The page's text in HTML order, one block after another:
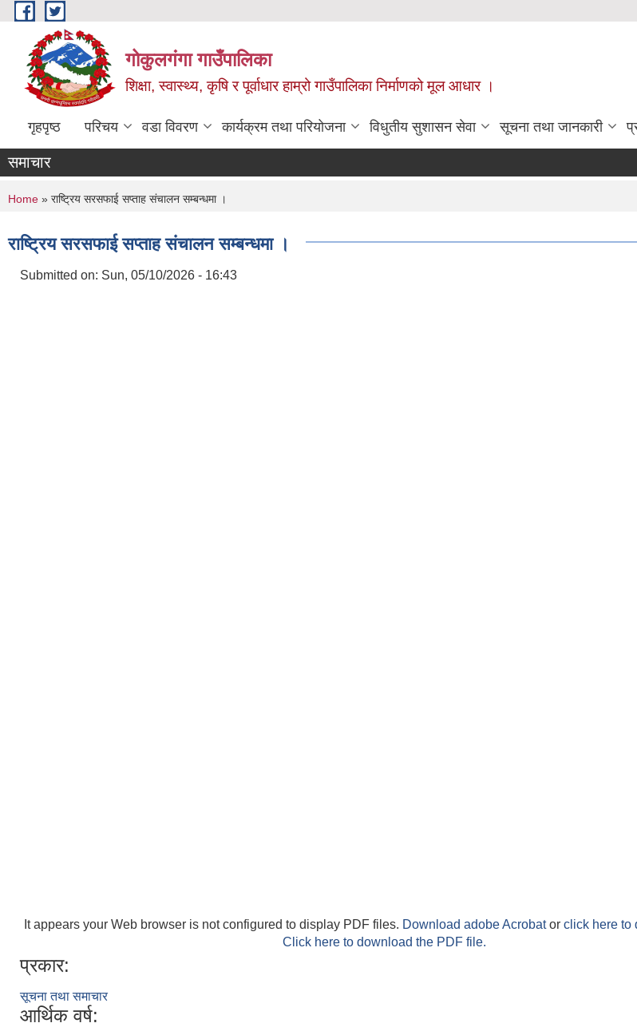
Skip to main content
गोकुलगंगा गाउँपालिका
शिक्षा, स्वास्थ्य, कृषि र पूर्वाधार हाम्रो गाउँपालिका निर्माणको मूल आधार ।
गृहपृष्ठ परिचय वडा विवरण कार्यक्रम तथा परियोजना विधुतीय सुशासन सेवा सूचना तथा जानकारी
समाचार
You are here
Home » राष्ट्रिय सरसफाई सप्ताह संचालन सम्बन्धमा ।
राष्ट्रिय सरसफाई सप्ताह संचालन सम्बन्धमा ।
Submitted on: Sun, 05/10/2026 - 16:43
It appears your Web browser is not configured to display PDF files. Download adobe Acrobator click here to
Click here to download the PDF file.
प्रकार:
सूचना तथा समाचार
आर्थिक वर्ष: